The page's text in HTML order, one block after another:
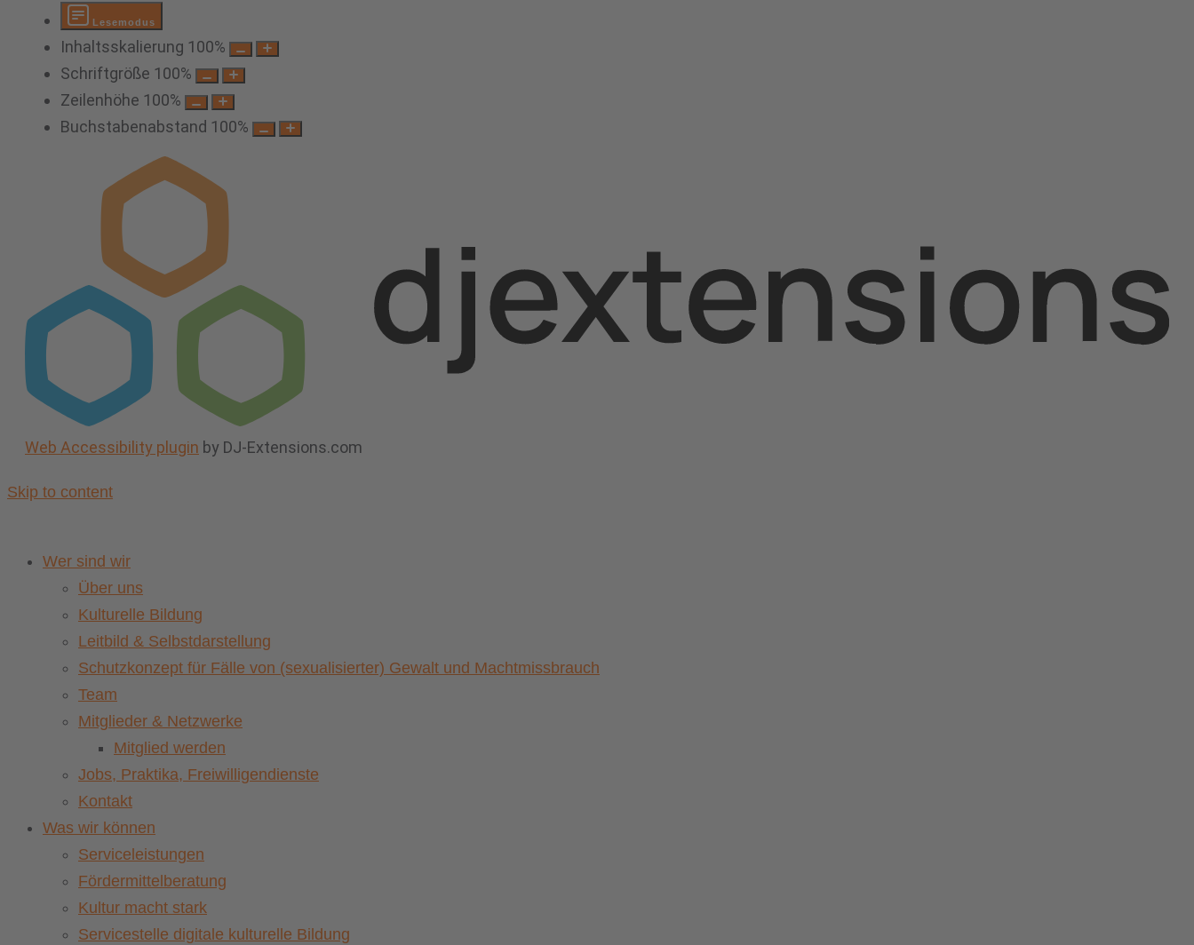
Lesemodus
Inhaltsskalierung 100%
Schriftgröße 100%
Zeilenhöhe 100%
Buchstabenabstand 100%
Web Accessibility plugin by DJ-Extensions.com
Skip to content
Wer sind wir
Über uns
Kulturelle Bildung
Leitbild & Selbstdarstellung
Schutzkonzept für Fälle von (sexualisierter) Gewalt und Machtmissbrauch
Team
Mitglieder & Netzwerke
Mitglied werden
Jobs, Praktika, Freiwilligendienste
Kontakt
Was wir können
Serviceleistungen
Fördermittelberatung
Kultur macht stark
Servicestelle digitale kulturelle Bildung